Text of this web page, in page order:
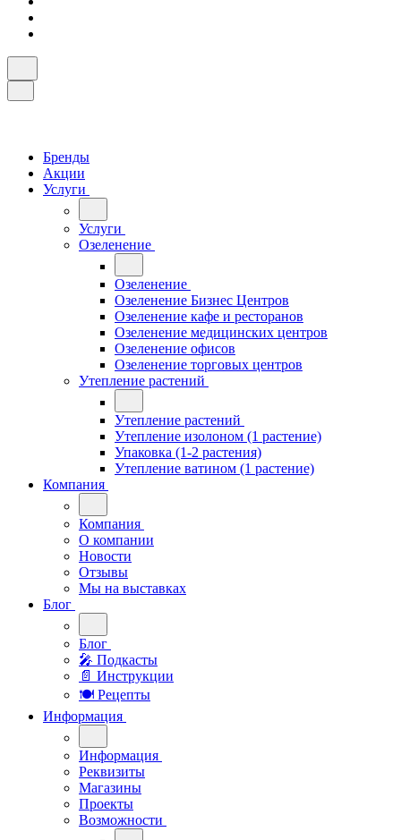
Бренды
Акции
Услуги
Услуги
Озеленение
Озеленение
Озеленение Бизнес Центров
Озеленение кафе и ресторанов
Озеленение медицинских центров
Озеленение офисов
Озеленение торговых центров
Утепление растений
Утепление растений
Утепление изолоном (1 растение)
Упаковка (1-2 растения)
Утепление ватином (1 растение)
Компания
Компания
О компании
Новости
Отзывы
Мы на выставках
Блог
Блог
🎤︎︎ Подкасты
📄 Инструкции
🍽 Рецепты
Информация
Информация
Реквизиты
Магазины
Проекты
Возможности